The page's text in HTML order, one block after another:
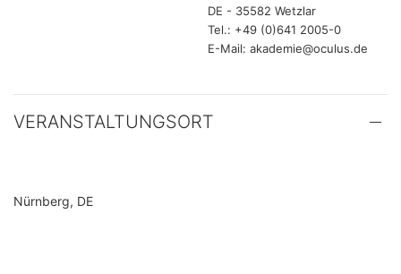
DE - 35582 Wetzlar
Tel.: +49 (0)641 2005-0
E-Mail: akademie@oculus.de
VERANSTALTUNGSORT
Nürnberg, DE